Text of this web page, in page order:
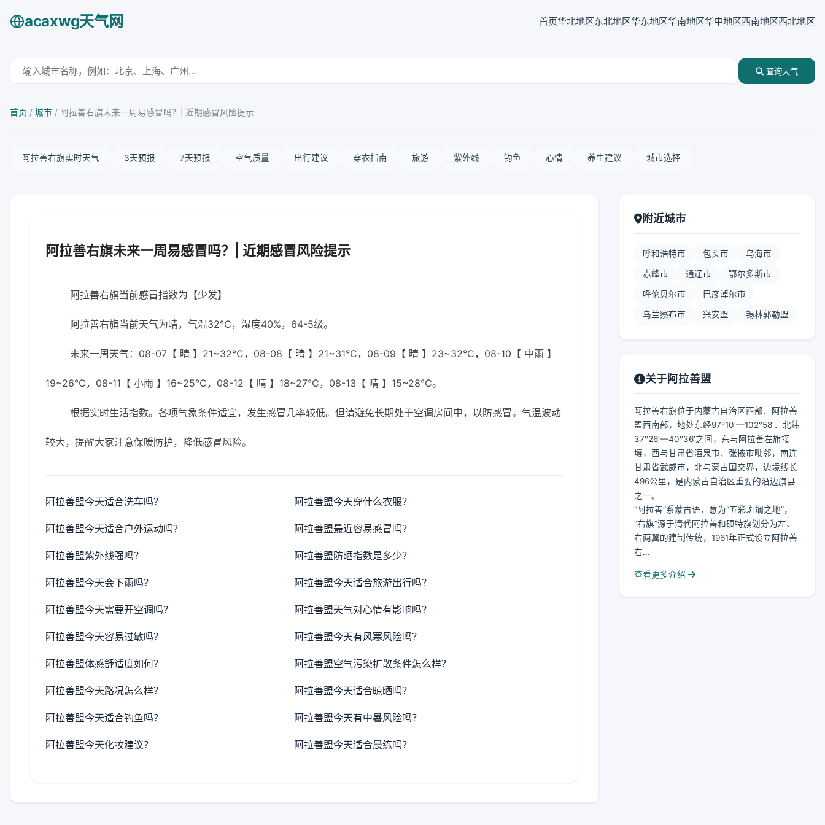
acaxwg天气网 首页华北地区东北地区华东地区华南地区华中地区西南地区西北地区
查询天气
首页 / 城市 / 阿拉善右旗未来一周易感冒吗？| 近期感冒风险提示
阿拉善右旗实时天气 3天预报 7天预报 空气质量 出行建议 穿衣指南 旅游 紫外线 钓鱼 心情 养生建议 城市选择
阿拉善右旗未来一周易感冒吗？| 近期感冒风险提示
阿拉善右旗当前感冒指数为【少发】
阿拉善右旗当前天气为晴，气温32℃，湿度40%，64-5级。
未来一周天气：08-07【 晴 】21~32℃，08-08【 晴 】21~31℃，08-09【 晴 】23~32℃，08-10【 中雨 】
19~26℃，08-11【 小雨 】16~25℃，08-12【 晴 】18~27℃，08-13【 晴 】15~28℃。
根据实时生活指数。各项气象条件适宜，发生感冒几率较低。但请避免长期处于空调房间中，以防感冒。气温波动
较大，提醒大家注意保暖防护，降低感冒风险。
阿拉善盟今天适合洗车吗？ 阿拉善盟今天穿什么衣服？
阿拉善盟今天适合户外运动吗？ 阿拉善盟最近容易感冒吗？
阿拉善盟紫外线强吗？ 阿拉善盟防晒指数是多少？
阿拉善盟今天会下雨吗？ 阿拉善盟今天适合旅游出行吗？
阿拉善盟今天需要开空调吗？ 阿拉善盟天气对心情有影响吗？
阿拉善盟今天容易过敏吗？ 阿拉善盟今天有风寒风险吗？
阿拉善盟体感舒适度如何？ 阿拉善盟空气污染扩散条件怎么样？
阿拉善盟今天路况怎么样？ 阿拉善盟今天适合晾晒吗？
阿拉善盟今天适合钓鱼吗？ 阿拉善盟今天有中暑风险吗？
阿拉善盟今天化妆建议？ 阿拉善盟今天适合晨练吗？
附近城市
呼和浩特市 包头市 乌海市
赤峰市 通辽市 鄂尔多斯市
呼伦贝尔市 巴彦淖尔市
乌兰察布市 兴安盟 锡林郭勒盟
关于阿拉善盟
阿拉善右旗位于内蒙古自治区西部、阿拉善
盟西南部，地处东经97°10′—102°58′、北纬
37°26′—40°36′之间，东与阿拉善左旗接
壤，西与甘肃省酒泉市、张掖市毗邻，南连
甘肃省武威市，北与蒙古国交界，边境线长
496公里，是内蒙古自治区重要的沿边旗县
之一。
“阿拉善”系蒙古语，意为“五彩斑斓之地”，
“右旗”源于清代阿拉善和硕特旗划分为左、
右两翼的建制传统，1961年正式设立阿拉善
右...
查看更多介绍